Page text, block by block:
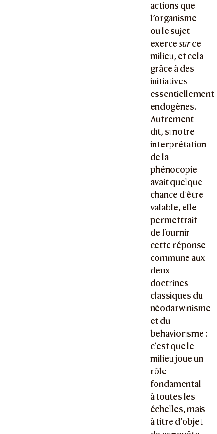
actions que
l’organisme
ou le sujet
exercesurce
milieu, et cela
grâce à des
initiatives
essentiellement
endogènes.
Autrement
dit, si notre
interprétation
de la
phénocopie
avait quelque
chance d’être
valable, elle
permettrait
de fournir
cette réponse
commune aux
deux
doctrines
classiques du
néodarwinisme
et du
behaviorisme :
c’est que le
milieu joue un
rôle
fondamental
à toutes les
échelles, mais
à titre d’objet